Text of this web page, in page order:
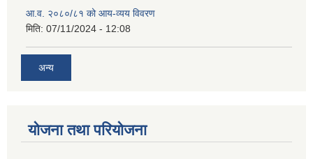
आ.व. २०८०/८१ को आय-व्यय विवरण
मिति: 07/11/2024 - 12:08
अन्य
योजना तथा परियोजना